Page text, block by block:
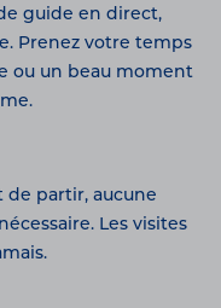
guide en direct,
Prenez votre temps
ou un beau moment
de partir, aucune
Les visites